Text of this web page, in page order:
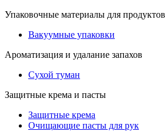
Упаковочные материалы для продуктов
Вакуумные упаковки
Ароматизация и удалание запахов
Сухой туман
Защитные крема и пасты
Защитные крема
Очищающие пасты для рук